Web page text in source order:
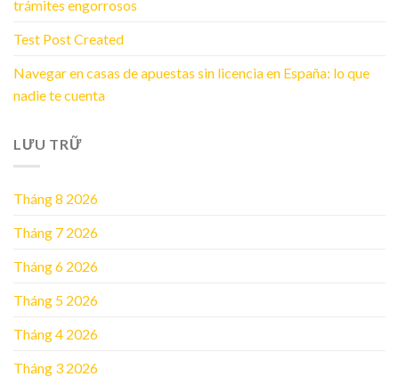
trámites engorrosos
Test Post Created
Navegar en casas de apuestas sin licencia en España: lo que
nadie te cuenta
LƯU TRỮ
Tháng 8 2026
Tháng 7 2026
Tháng 6 2026
Tháng 5 2026
Tháng 4 2026
Tháng 3 2026